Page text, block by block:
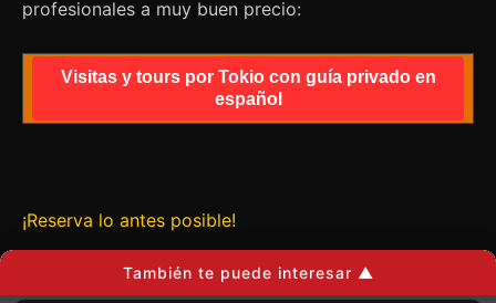
profesionales a muy buen precio:
Visitas y tours por Tokio con guía privado en
español
¡Reserva lo antes posible!
También te puede interesar ▲